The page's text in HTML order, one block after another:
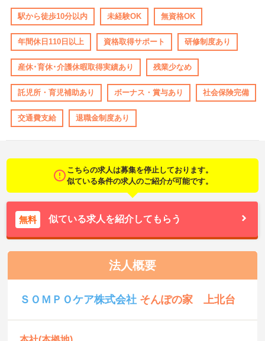
駅から徒歩10分以内 未経験OK 無資格OK
年間休日110日以上 資格取得サポート 研修制度あり
産休･育休･介護休暇取得実績あり 残業少なめ
託児所・育児補助あり ボーナス・賞与あり 社会保険完備
交通費支給 退職金制度あり
こちらの求人は募集を停止しております。
似ている条件の求人のご紹介が可能です。
無料 似ている求人を紹介してもらう
法人概要
ＳＯＭＰＯケア株式会社 そんぽの家 上北台